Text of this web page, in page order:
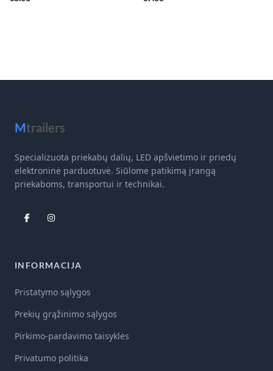
Mtrailers
Specializuota priekabų dalių, LED apšvietimo ir priedų
elektroninė parduotuvė. Siūlome patikimą įrangą
priekaboms, transportui ir technikai.
INFORMACIJA
Pristatymo sąlygos
Prekių grąžinimo sąlygos
Pirkimo-pardavimo taisyklės
Privatumo politika